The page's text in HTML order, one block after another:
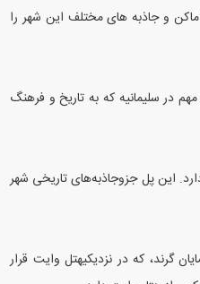
و جاذبه‌ های مختلف این شهر را
یکی از موزه‌ های بزرگ و مهم در سلیمانیه که به تاریخ و فرهنگ
این پل جزوجاذبه‌های تاریخی شهر
گرند، که در نزدیکیهتل وایت قرار